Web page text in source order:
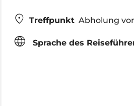
Treffpunkt Abholung vom Hotel in Funchal und Caniço (genaue
Sprache des